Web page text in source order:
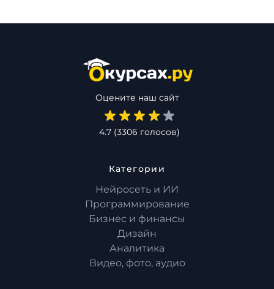
Оцените наш сайт
4.7 (3306 голосов)
Категории
Нейросеть и ИИ
Программирование
Бизнес и финансы
Дизайн
Аналитика
Видео, фото, аудио